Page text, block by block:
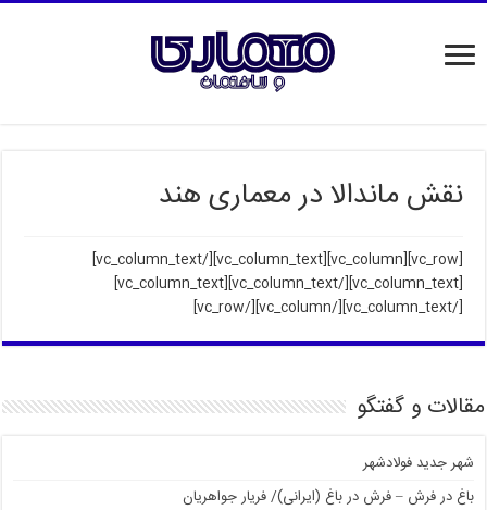
نقش ماندالا در معماری هند
[vc_row][vc_column][vc_column_text]
[/vc_column_text]
[vc_column_text]
[/vc_column_text][vc_column_text]
[/vc_column_text][/vc_column][/vc_row]
مقالات و گفتگو
شهر جدید فولادشهر
باغ در فرش – فرش در باغ (ایرانی)/ فریار جواهریان